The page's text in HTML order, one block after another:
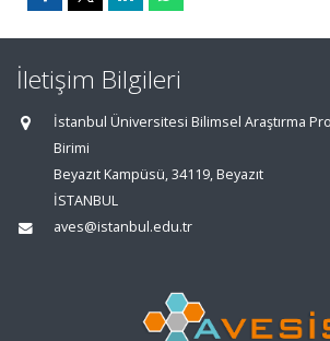
İletişim Bilgileri
İstanbul Üniversitesi Bilimsel Araştırma
Birimi
Beyazıt Kampüsü, 34119, Beyazıt
İSTANBUL
aves@istanbul.edu.tr